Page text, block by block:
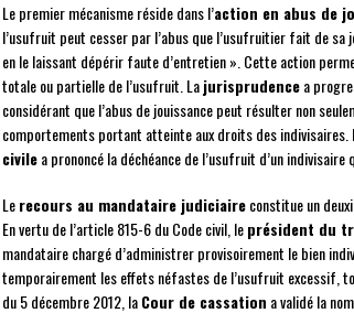
Le premier mécanisme réside dans l’action en abus de
l’usufruit peut cesser par l’abus que l’usufruitier fait de
en le laissant dépérir faute d’entretien ». Cette action
totale ou partielle de l’usufruit. Lajurisprudencea
considérant que l’abus de jouissance peut résulter non
comportements portant atteinte aux droits des indivisaires.
civilea prononcé la déchéance de l’usufruit d’un
Lerecours au mandataire judiciaireconstitue un
En vertu de l’article 815-6 du Code civil, leprésident du
mandataire chargé d’administrer provisoirement le bien
temporairement les effets néfastes de l’usufruit excessif,
du 5 décembre 2012, laCour de cassation a validé la